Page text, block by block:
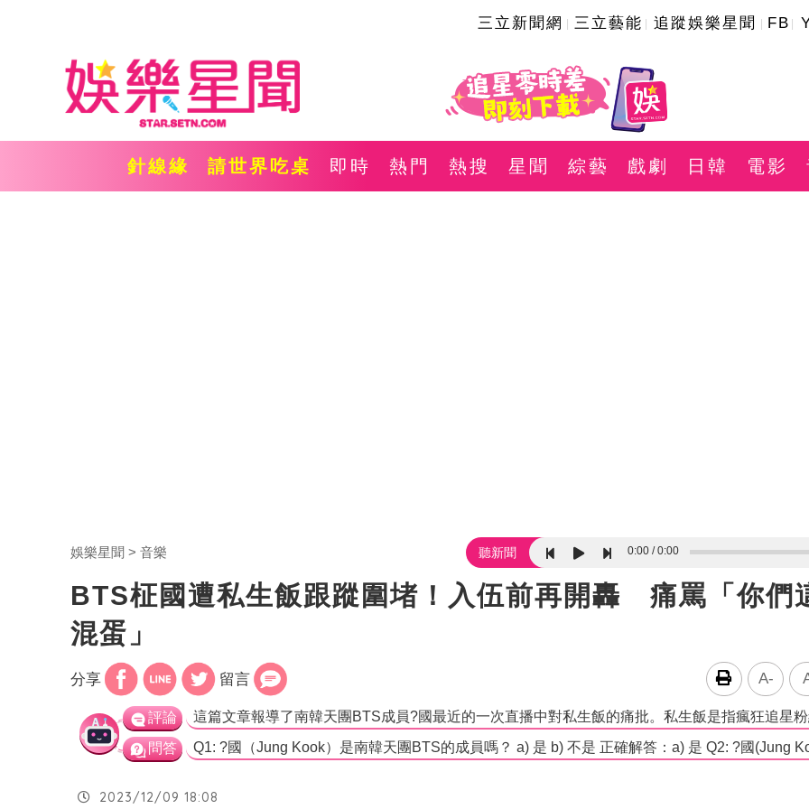
三立新聞網 三立藝能 追蹤娛樂星聞 FB
針線緣 請世界吃桌 即時 熱門 熱搜 星聞 綜藝 戲劇 日韓 電影
娛樂星聞 音樂 聽新聞 0:00 0:00
BTS柾國遭私生飯跟蹤圍堵！入伍前再開轟 痛罵「你們
混蛋」
分享 留言 A-
評論
問答
2023/12/09 18:08